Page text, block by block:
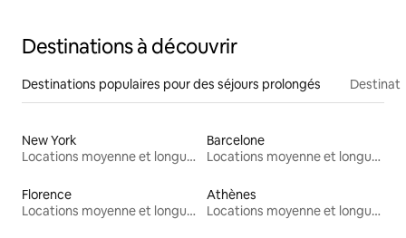
Destinations à découvrir
Destinations populaires pour des séjours prolongés
New York
Locations moyenne et longue durée
Barcelone
Locations moyenne et longue durée
Florence
Locations moyenne et longue durée
Athènes
Locations moyenne et longue durée